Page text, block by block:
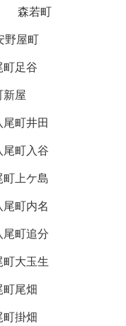
森若町
野屋町
町足谷
新屋
尾町井田
尾町入谷
町上ケ島
尾町内名
尾町追分
町大玉生
町尾畑
町掛畑